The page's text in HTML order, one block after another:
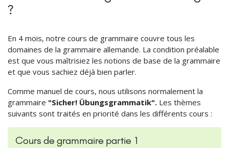
?
En 4 mois, notre cours de grammaire couvre tous les
domaines de la grammaire allemande. La condition préalable
est que vous maîtrisiez les notions de base de la grammaire
et que vous sachiez déjà bien parler.
Comme manuel de cours, nous utilisons normalement la
grammaire "Sicher! Übungsgrammatik". Les thèmes
suivants sont traités en priorité dans les différents cours :
Cours de grammaire partie 1